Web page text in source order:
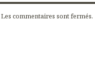
Les commentaires sont fermés.